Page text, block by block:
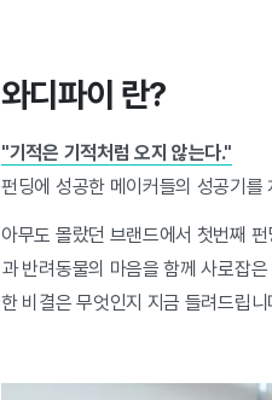
와디파이 란?
"기적은 기적처럼 오지 않는다."
펀딩에 성공한 메이커들의 성공기
아무도 몰랐던 브랜드에서 첫번째
과 반려동물의 마음을 함께 사로잡
한 비결은 무엇인지 지금 들려드립니